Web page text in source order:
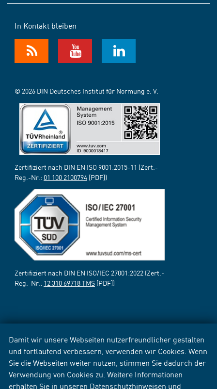
Damit wir unsere Webseiten nutzerfreundlicher gestalten
und fortlaufend verbessern, verwenden wir Cookies. Wenn
Sie die Webseiten weiter nutzen, stimmen Sie dadurch der
Verwendung von Cookies zu. Weitere Informationen
erhalten Sie in unseren Datenschutzhinweisen und
In Kontakt bleiben
© 2026 DIN Deutsches Institut für Normung e. V.
Zertifiziert nach DIN EN ISO 9001:2015-11 (Zert.-
Reg.-Nr.: 01 100 2100794 [PDF])
Zertifiziert nach DIN EN ISO/IEC 27001:2022 (Zert.-
Reg.-Nr.: 12 310 69718 TMS [PDF])